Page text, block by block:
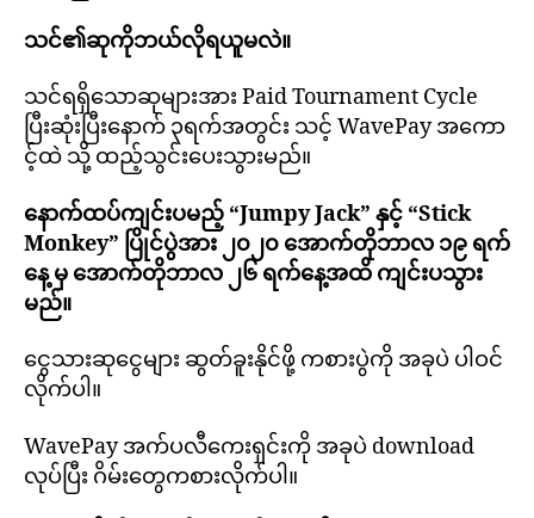
သင်၏ဆုကိုဘယ်လိုရယူမလဲ။
သင်ရရှိသောဆုများအား Paid Tournament Cycle
ပြီးဆုံးပြီးနောက် ၃ရက်အတွင်း သင့် WavePay အကော
င့်ထဲ သို့ ထည့်သွင်းပေးသွားမည်။
နောက်ထပ်ကျင်းပမည့် “Jumpy Jack” နှင့် “Stick
Monkey” ပြိုင်ပွဲအား ၂၀၂၀ အောက်တိုဘာလ ၁၉ ရက်
နေ့ မှ အောက်တိုဘာလ ၂၆ ရက်နေ့အထိ ကျင်းပသွား
မည်။
ငွေသားဆုငွေများ ဆွတ်ခူးနိုင်ဖို့ ကစားပွဲကို အခုပဲ ပါဝင်
လိုက်ပါ။
WavePay အက်ပလီကေးရှင်းကို အခုပဲ download
လုပ်ပြီး ဂိမ်းတွေကစားလိုက်ပါ။